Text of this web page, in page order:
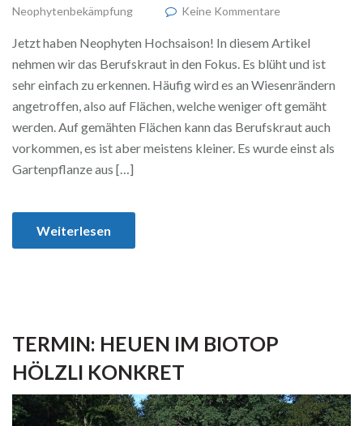
Neophytenbekämpfung
Keine Kommentare
Jetzt haben Neophyten Hochsaison! In diesem Artikel
nehmen wir das Berufskraut in den Fokus. Es blüht und ist
sehr einfach zu erkennen. Häufig wird es an Wiesenrändern
angetroffen, also auf Flächen, welche weniger oft gemäht
werden. Auf gemähten Flächen kann das Berufskraut auch
vorkommen, es ist aber meistens kleiner. Es wurde einst als
Gartenpflanze aus […]
Weiterlesen
TERMIN: HEUEN IM BIOTOP
HÖLZLI KONKRET